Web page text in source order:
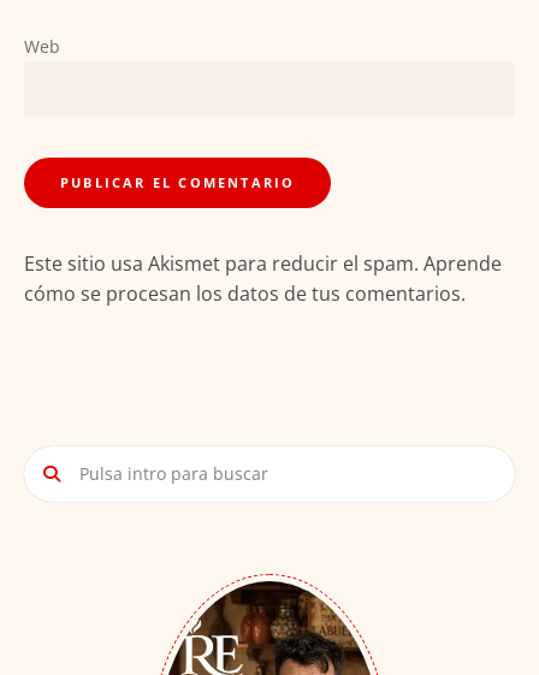
Web
Este sitio usa Akismet para reducir el spam. Aprende
cómo se procesan los datos de tus comentarios.